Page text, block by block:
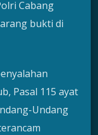
Cabang
bukti di
Pasal 115 ayat
Undang